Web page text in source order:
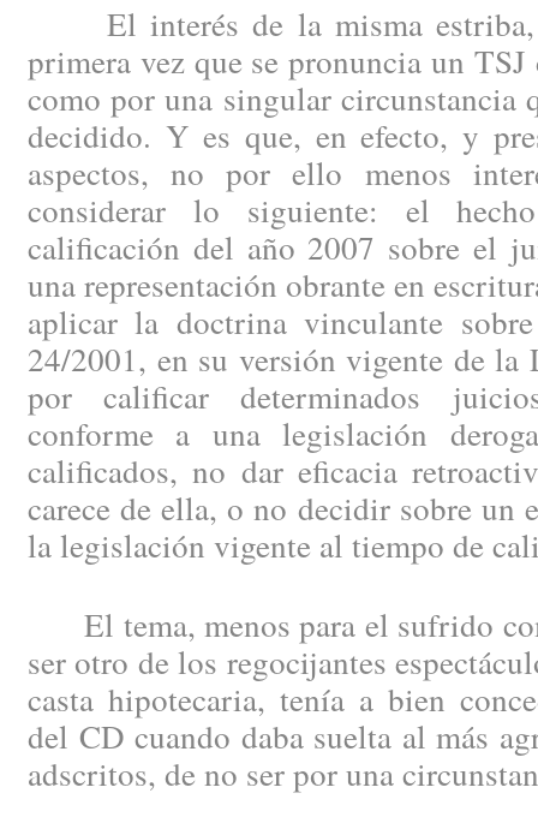
El interés de la misma estriba,
primera vez que se pronuncia un
como por una singular circunstancia
decidido. Y es que, en efecto, y
aspectos, no por ello menos
considerar lo siguiente: el
calificación del año 2007 sobre el
una representación obrante en
aplicar la doctrina vinculante
24/2001, en su versión vigente de la
por calificar determinados
conforme a una legislación
calificados, no dar eficacia
carece de ella, o no decidir sobre un
la legislación vigente al tiempo de
El tema, menos para el sufrido
ser otro de los regocijantes
casta hipotecaria, tenía a bien
del CD cuando daba suelta al más
adscritos, de no ser por una